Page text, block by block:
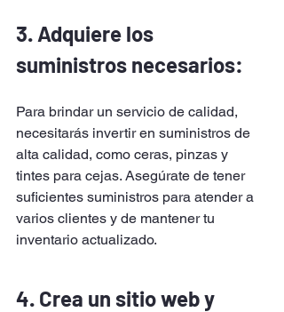
3. Adquiere los
suministros necesarios:
Para brindar un servicio de calidad,
necesitarás invertir en suministros de
alta calidad, como ceras, pinzas y
tintes para cejas. Asegúrate de tener
suficientes suministros para atender a
varios clientes y de mantener tu
inventario actualizado.
4. Crea un sitio web y